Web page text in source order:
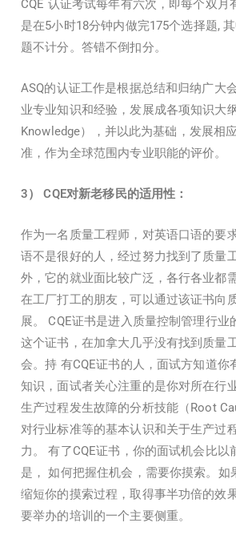
CQE 认证考试每年有六次，即每个双月
是在5小时18分钟内做完175个选择题,
题不计分。答错不倒扣分。
ASQ的认证工作是根据总结和归纳广大
业专业知识和经验，发展成各项知识大
Knowledge），并以此为基础，发展相
准，作为全球范围内专业职能的评价。
3） CQE对新老移民的适用性：
作为一名质量工程师，对英语口语的要
语不是很好的人，经过努力找到了质量
外，它的就业面比较广泛，各行各业都
在工厂打工的朋友，可以通过该证书向
展。 CQE证书是进入质量控制管理行业
这个证书，在加拿大几乎没有找到质量
会。持 有CQE证书的人，面试方知道你
知识，面试者关心注重的是你对所在行
生产过程发生故障的分析技能（Root
对行业标准等的基本认识和关于生产过
力。 有了CQE证书，你的面试机会比以
是， 如何把握住机会，需要你摸索。如
缩短你的摸索过程，取得事半功倍的效
要举办的培训的一个主要侧重。